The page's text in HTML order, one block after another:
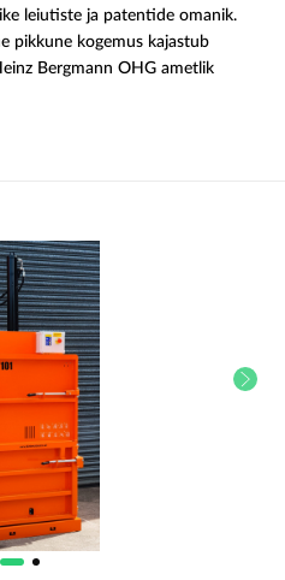
leiutiste ja patentide omanik.
pikkune kogemus kajastub
Bergmann OHG ametlik